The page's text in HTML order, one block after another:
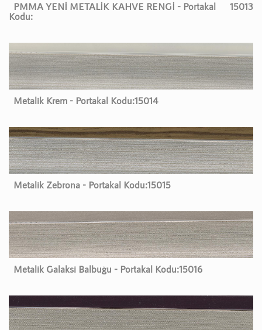
PMMA YENİ METALİK KAHVE RENGİ - Portakal
Kodu:
15013
Metalik Krem - Portakal Kodu:15014
Metalik Zebrona - Portakal Kodu:15015
Metalik Galaksi Balbuğu - Portakal Kodu:15016